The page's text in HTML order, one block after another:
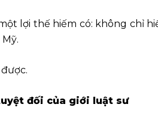
lợi thế hiếm có: không chỉ
đối của giới luật sư